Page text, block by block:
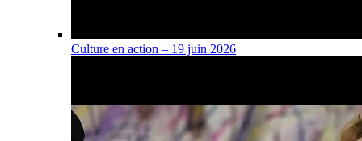
Culture en action – 19 juin 2026